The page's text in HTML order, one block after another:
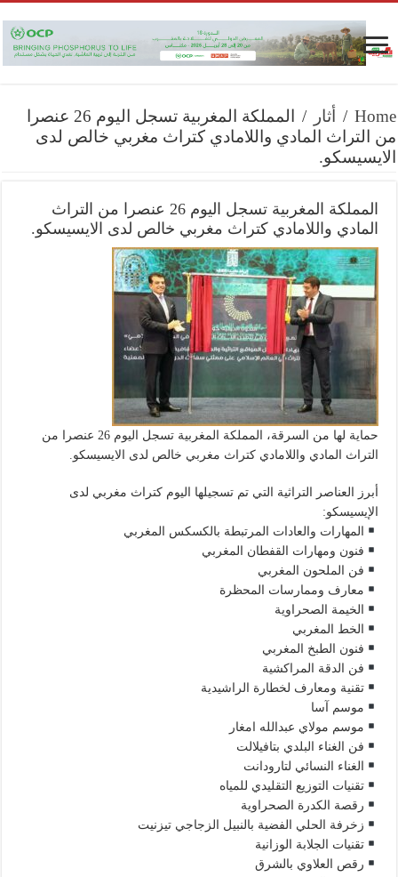
Home
/ أثار /
المملكة المغربية تسجل اليوم 26 عنصرا
من التراث المادي واللامادي كتراث مغربي خالص لدى
الايسيسكو.
المملكة المغربية تسجل اليوم 26 عنصرا من التراث
المادي واللامادي كتراث مغربي خالص لدى الايسيسكو.
حماية لها من السرقة، المملكة المغربية تسجل اليوم 26 عنصرا من
التراث المادي واللامادي كتراث مغربي خالص لدى الايسيسكو.
أبرز العناصر التراثية التي تم تسجيلها اليوم كتراث مغربي لدى
الإيسيسكو:
المهارات والعادات المرتبطة بالكسكس المغربي
فنون ومهارات القفطان المغربي
فن الملحون المغربي
معارف وممارسات المحظرة
الخيمة الصحراوية
الخط المغربي
فنون الطبخ المغربي
فن الدقة المراكشية
تقنية ومعارف لخطارة الراشيدية
موسم آسا
موسم مولاي عبدالله امغار
فن الغناء البلدي بتافيلالت
الغناء النسائي لتارودانت
تقنيات التوزيع التقليدي للمياه
رقصة الكدرة الصحراوية
زخرفة الحلي الفضية بالنبيل الزجاجي تيزنيت
تقنيات الجلابة الوزانية
رقص العلاوي بالشرق